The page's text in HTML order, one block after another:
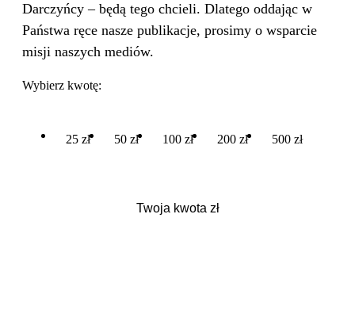
Darczyńcy – będą tego chcieli. Dlatego oddając w
Państwa ręce nasze publikacje, prosimy o wsparcie
misji naszych mediów.
Wybierz kwotę:
25 zł 50 zł 100 zł 200 zł 500 zł